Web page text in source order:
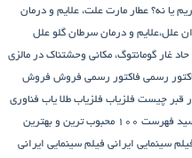
یا نه؟ عطار مارت علت، علایم و درمان
علل،علایم و درمان سرطان گلو علل
غار گومانتوگ، مکانی وحشتناک در مالزی
رسمی فاکتور رسمی فروش فروش
قبر چیست فلزیاب فلزیاب طلا یاب فناوری
فهرست ۱۰۰ محبوب ترین و بهترین
سینمایی ایرانی فیلم سینمایی ایرانی